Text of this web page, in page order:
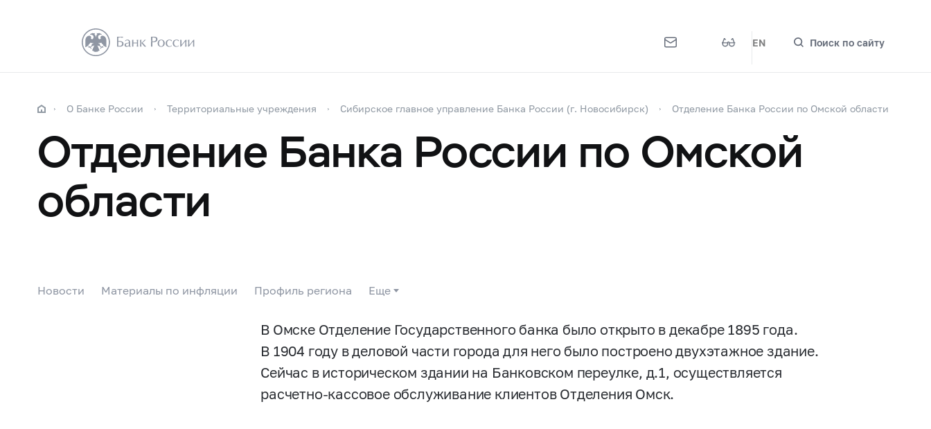
EN Поиск по сайту
О Банке России Территориальные учреждения Сибирское главное управление Банка России (г. Новосибирск) Отделение Банка России по Омской области
Отделение Банка России по Омской
области
Новости Материалы по инфляции Профиль региона Еще
В Омске Отделение Государственного банка было открыто в декабре 1895 года.
В 1904 году в деловой части города для него было построено двухэтажное здание.
Сейчас в историческом здании на Банковском переулке, д.1, осуществляется
расчетно-кассовое обслуживание клиентов Отделения Омск.